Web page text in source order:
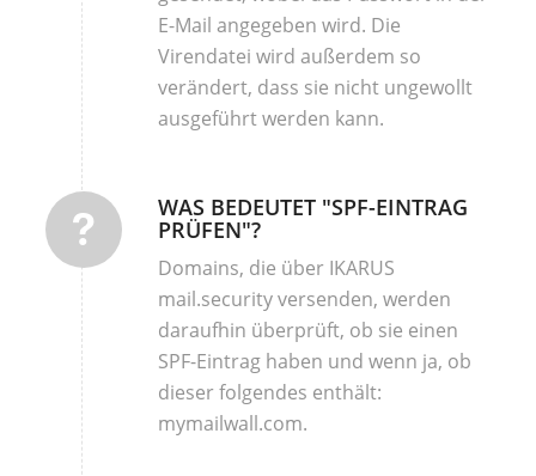
E-Mail angegeben wird. Die
Virendatei wird außerdem so
verändert, dass sie nicht ungewollt
ausgeführt werden kann.
WAS BEDEUTET "SPF-EINTRAG
PRÜFEN"?
Domains, die über IKARUS
mail.security versenden, werden
daraufhin überprüft, ob sie einen
SPF-Eintrag haben und wenn ja, ob
dieser folgendes enthält:
mymailwall.com.